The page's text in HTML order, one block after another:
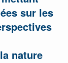
sur les
nature